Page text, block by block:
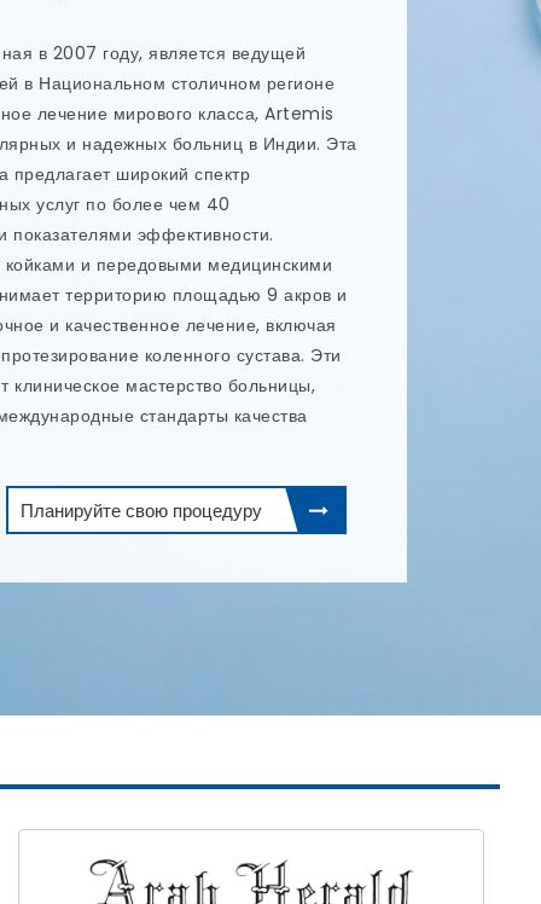
институт Фортис — это
больница, аккредитованная JCI и NABH,
столичный регион. Она
технологиями и современной
с целью предоставления наилучшего
FMRI известна в Индии своими
признанием на
своему опыту в лечении ряда
железы и ревматоидный
на нескольких направлениях,
кардиологию, трансплантацию
и стремится предоставлять
услуги по каждой из этих
Планируйте свою процедуру